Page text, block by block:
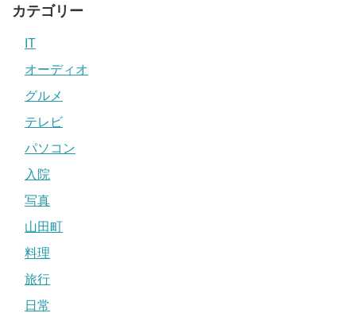
カテゴリー
IT
オーディオ
グルメ
テレビ
パソコン
入院
写真
山田町
料理
旅行
日常